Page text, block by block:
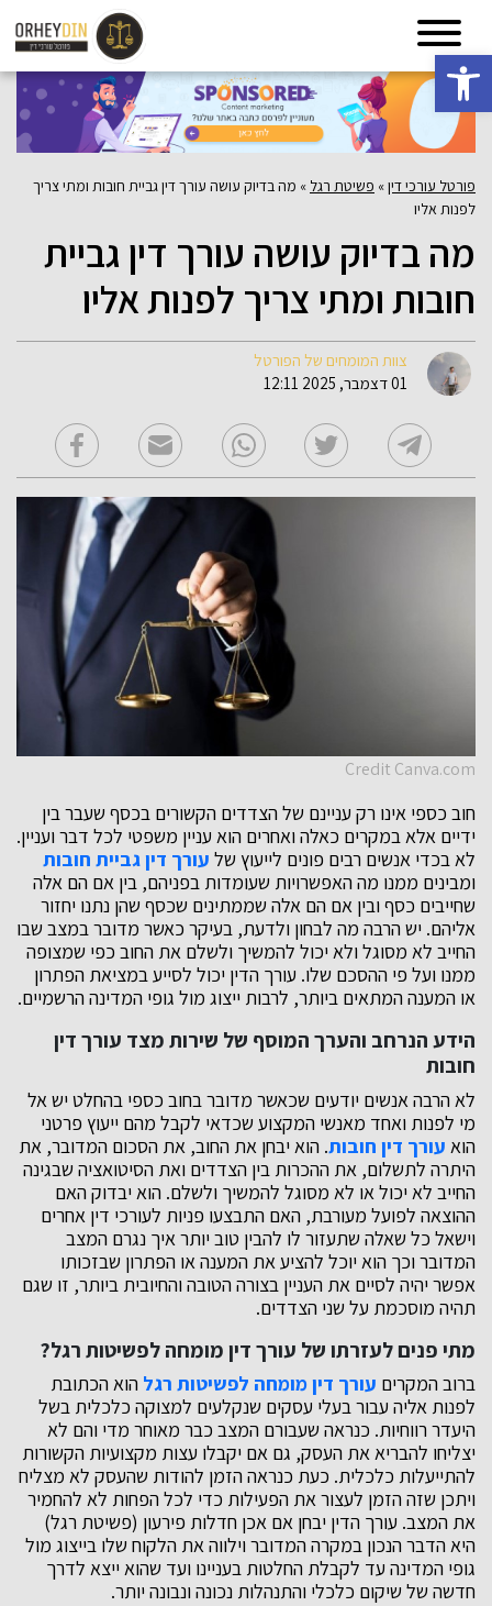
פתח סרגל נגישות
פורטל עורכי דין» פשיטת רגל » מה בדיוק עושה עורך דין גביית חובות ומתי צריך
לפנות אליו
מה בדיוק עושה עורך דין גביית
חובות ומתי צריך לפנות אליו
צוות המומחים של הפורטל
01 דצמבר, 2025 12:11
Credit Canva.com
חוב כספי אינו רק עניינם של הצדדים הקשורים בכסף שעבר בין
ידיים אלא במקרים כאלה ואחרים הוא עניין משפטי לכל דבר ועניין.
לא בכדי אנשים רבים פונים לייעוץ של עורך דין גביית חובות
ומבינים ממנו מה האפשרויות שעומדות בפניהם, בין אם הם אלה
שחייבים כסף ובין אם הם אלה שממתינים שכסף שהן נתנו יחזור
אליהם. יש הרבה מה לבחון ולדעת, בעיקר כאשר מדובר במצב שבו
החייב לא מסוגל ולא יכול להמשיך ולשלם את החוב כפי שמצופה
ממנו ועל פי ההסכם שלו. עורך הדין יכול לסייע במציאת הפתרון
או המענה המתאים ביותר, לרבות ייצוג מול גופי המדינה הרשמיים.
הידע הנרחב והערך המוסף של שירות מצד עורך דין
חובות
לא הרבה אנשים יודעים שכאשר מדובר בחוב כספי בהחלט יש אל
מי לפנות ואחד מאנשי המקצוע שכדאי לקבל מהם ייעוץ פרטני
הוא עורך דין חובות. הוא יבחן את החוב, את הסכום המדובר, את
היתרה לתשלום, את ההכרות בין הצדדים ואת הסיטואציה שבגינה
החייב לא יכול או לא מסוגל להמשיך ולשלם. הוא יבדוק האם
ההוצאה לפועל מעורבת, האם התבצעו פניות לעורכי דין אחרים
וישאל כל שאלה שתעזור לו להבין טוב יותר איך נגרם המצב
המדובר וכך הוא יוכל להציע את המענה או הפתרון שבזכותו
אפשר יהיה לסיים את העניין בצורה הטובה והחיובית ביותר, זו שגם
תהיה מוסכמת על שני הצדדים.
מתי פנים לעזרתו של עורך דין מומחה לפשיטות רגל?
ברוב המקרים עורך דין מומחה לפשיטות רגל הוא הכתובת
לפנות אליה עבור בעלי עסקים שנקלעים למצוקה כלכלית בשל
היעדר רווחיות. כנראה שעבורם המצב כבר מאוחר מדי והם לא
יצליחו להבריא את העסק, גם אם יקבלו עצות מקצועיות הקשורות
להתייעלות כלכלית. כעת כנראה הזמן להודות שהעסק לא מצליח
ויתכן שזה הזמן לעצור את הפעילות כדי לכל הפחות לא להחמיר
את המצב. עורך הדין יבחן אם אכן חדלות פירעון (פשיטת רגל)
היא הדבר הנכון במקרה המדובר וילווה את הלקוח שלו בייצוג מול
גופי המדינה עד לקבלת החלטות בעניינו ועד שהוא ייצא לדרך
חדשה של שיקום כלכלי והתנהלות נכונה ונבונה יותר.